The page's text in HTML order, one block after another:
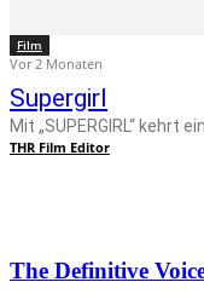
Film
Vor 2 Monaten
Supergirl
Mit „SUPERGIRL“ kehrt
THR Film Editor
The Definitive